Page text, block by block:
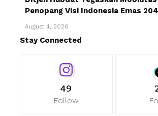
Penopang Visi Indonesia Emas
August 4, 2026
Stay Connected
49
Follow